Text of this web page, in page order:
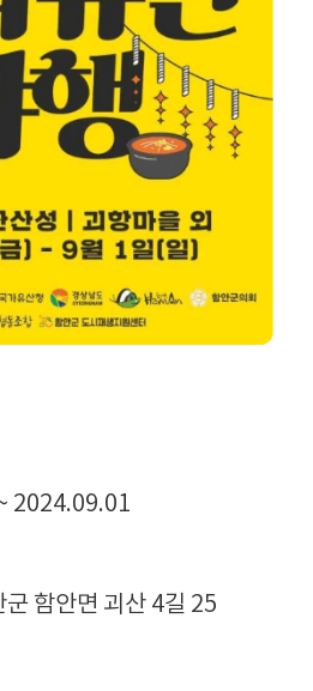
2024.09.01
함안면 괴산 4길 25